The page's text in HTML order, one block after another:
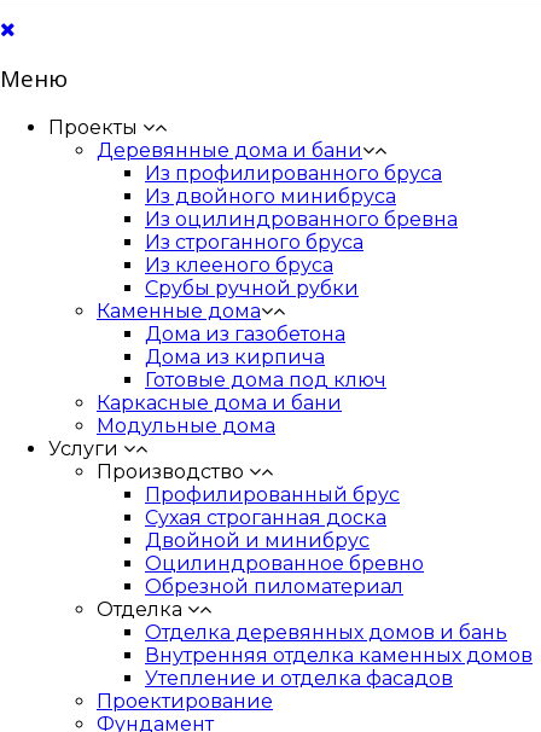
Меню
Проекты
Деревянные дома и бани
Из профилированного бруса
Из двойного минибруса
Из оцилиндрованного бревна
Из строганного бруса
Из клееного бруса
Срубы ручной рубки
Каменные дома
Дома из газобетона
Дома из кирпича
Готовые дома под ключ
Каркасные дома и бани
Модульные дома
Услуги
Производство
Профилированный брус
Сухая строганная доска
Двойной и минибрус
Оцилиндрованное бревно
Обрезной пиломатериал
Отделка
Отделка деревянных домов и бань
Внутренняя отделка каменных домов
Утепление и отделка фасадов
Проектирование
Фундамент